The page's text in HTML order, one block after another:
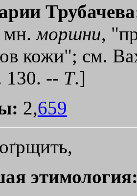
мн.моршни,
кожи"; см.
130. -- Т.]
2,659